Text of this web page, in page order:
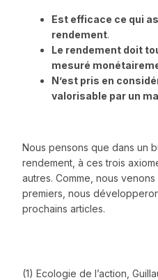
Est efficace ce qui
rendement.
Le rendement doit
mesuré
N’est pris en
valorisable par un
Nous pensons que dans un
rendement, à ces trois
autres. Comme, nous
premiers, nous
prochains articles.
(1) Ecologie de l’action,